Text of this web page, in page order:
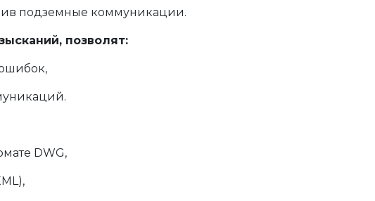
подземные коммуникации.
позволят:
DWG,